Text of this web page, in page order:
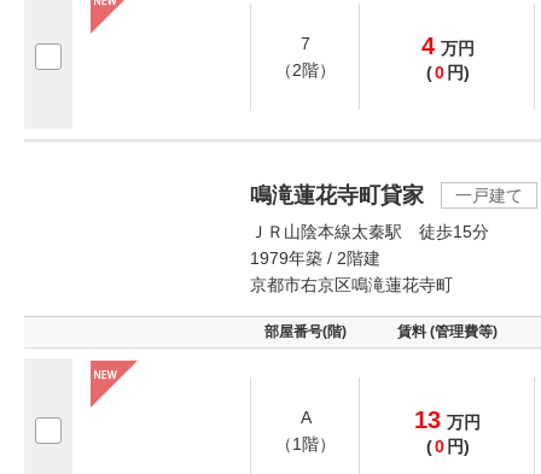
7
（2階）
4 万円
(0 円)
鳴滝蓮花寺町貸家
一戸建て
ＪＲ山陰本線太秦駅 徒歩15分
1979年築 / 2階建
京都市右京区鳴滝蓮花寺町
部屋番号(階) 賃料 (管理費等)
A
（1階）
13 万円
(0 円)